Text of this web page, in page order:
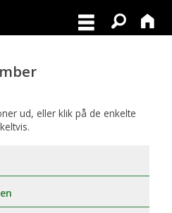
ud, eller klik på de enkelte